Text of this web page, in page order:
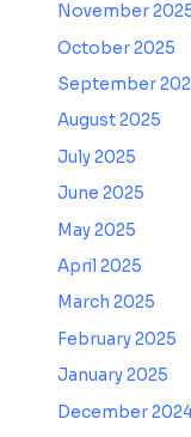
November
October 2025
September
August 2025
July 2025
June 2025
May 2025
April 2025
March 2025
February 2025
January 2025
December